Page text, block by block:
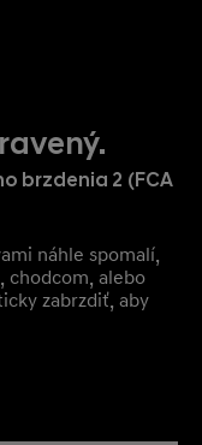
brzdenia 2 (FCA
náhle spomalí,
chodcom, alebo
zabrzdiť, aby